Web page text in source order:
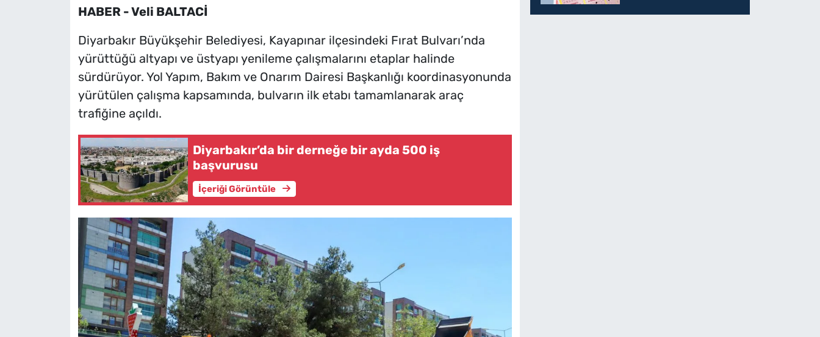
HABER - Veli BALTACİ
Diyarbakır Büyükşehir Belediyesi, Kayapınar ilçesindeki Fırat Bulvarı’nda
yürüttüğü altyapı ve üstyapı yenileme çalışmalarını etaplar halinde
sürdürüyor. Yol Yapım, Bakım ve Onarım Dairesi Başkanlığı koordinasyonunda
yürütülen çalışma kapsamında, bulvarın ilk etabı tamamlanarak araç
trafiğine açıldı.
Diyarbakır’da bir derneğe bir ayda 500 iş
başvurusu
İçeriği Görüntüle
Ağustos Şans topu